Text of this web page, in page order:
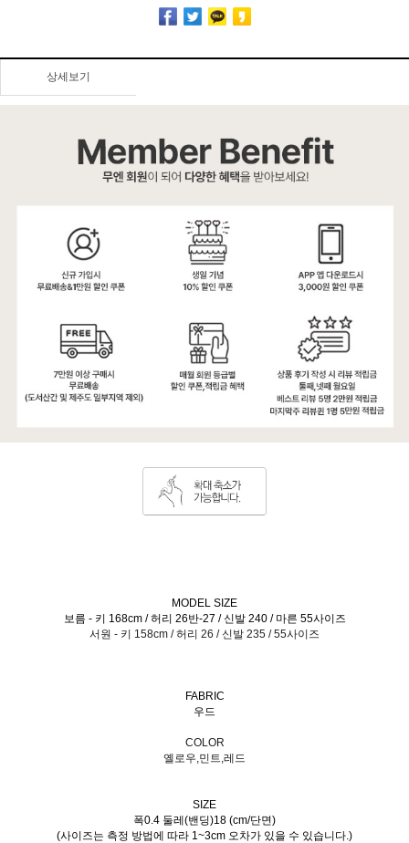
상세보기
MODEL SIZE
보름 - 키 168cm / 허리 26반-27 / 신발 240 / 마른 55사이즈
서원 - 키 158cm / 허리 26 / 신발 235 / 55사이즈
FABRIC
우드
COLOR
옐로우,민트,레드
SIZE
폭0.4 둘레(밴딩)18 (cm/단면)
(사이즈는 측정 방법에 따라 1~3cm 오차가 있을 수 있습니다.)